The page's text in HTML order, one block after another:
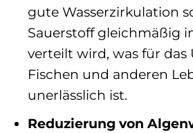
gute Wasserzirkulation
Sauerstoff gleichmäßig
verteilt wird, was für das
Fischen und anderen
unerlässlich ist.
Reduzierung von